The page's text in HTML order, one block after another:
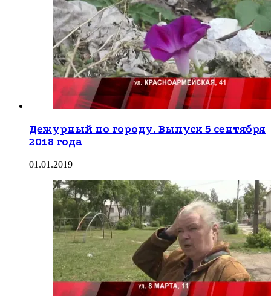
Дежурный по городу. Выпуск 5 сентября
2018 года
01.01.2019